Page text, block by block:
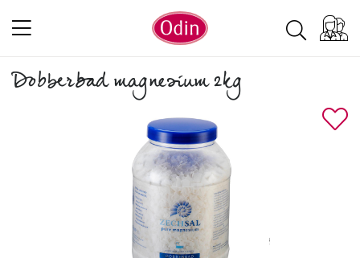
Dobberbad magnesium 2kg